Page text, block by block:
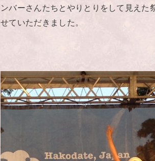
ンバーさんたちとやりとりをして見えた
せていただきました。